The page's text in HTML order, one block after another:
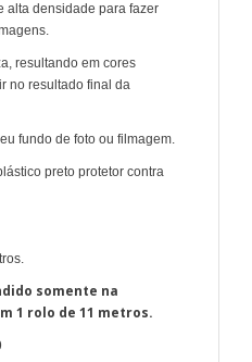
alta densidade para fazer
resultando em cores
no resultado final da
fundo de foto ou filmagem.
preto protetor contra
somente na
1 rolo de 11 metros.